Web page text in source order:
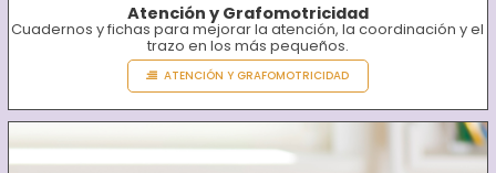
Atención y Grafomotricidad
Cuadernos y fichas para mejorar la atención, la coordinación y el
trazo en los más pequeños.
ATENCIÓN Y GRAFOMOTRICIDAD